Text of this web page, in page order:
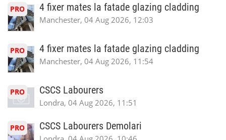
PRO 4 fixer mates la fatade glazing cladding
Manchester, 04 Aug 2026, 12:03
PRO 4 fixer mates la fatade glazing cladding
Manchester, 04 Aug 2026, 11:54
PRO CSCS Labourers
Londra, 04 Aug 2026, 11:51
PRO CSCS Labourers Demolari